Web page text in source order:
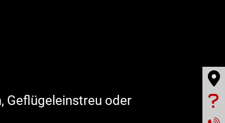
Geflügeleinstreu oder
